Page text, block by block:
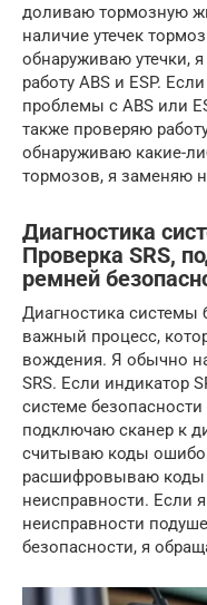
доливаю тормозную
наличие утечек
обнаруживаю утечки,
работу ABS и ESP.
проблемы с ABS или
также проверяю
обнаруживаю какие-
тормозов, я заменяю
Диагностика
Проверка SRS,
ремней
Диагностика системы
важный процесс,
вождения. Я обычно
SRS. Если индикатор
системе
подключаю сканер к
считываю коды
расшифровываю коды
неисправности. Если
неисправности
безопасности, я